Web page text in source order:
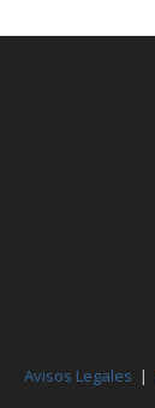
Avisos Legales |